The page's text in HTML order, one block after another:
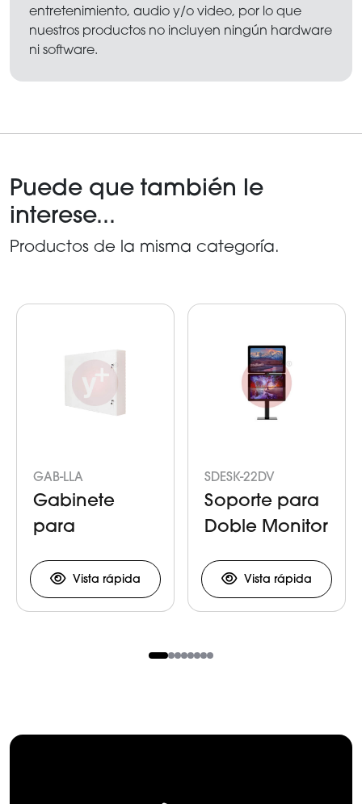
entretenimiento, audio y/o video, por lo que
nuestros productos no incluyen ningún hardware
ni software.
Puede que también le
interese...
Productos de la misma categoría.
GAB-LLA
Gabinete
para
LlavesVista rápida
SDESK-22DV
Soporte para
Doble Monitor
Vista rápida